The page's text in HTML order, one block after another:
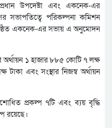
উপদেষ্টা এবং একনেক-এর
সভাপতিত্বে পরিকল্পনা কমিশন
একনেক-এর সভায় এ অনুমোদন
১ হাজার ৮৮৫ কোটি ৭ লক্ষ
এবং সংস্থার নিজস্ব অর্থায়ন
প্রকল্প ৭টি এবং ব্যয় বৃদ্ধি
রয়েছে।